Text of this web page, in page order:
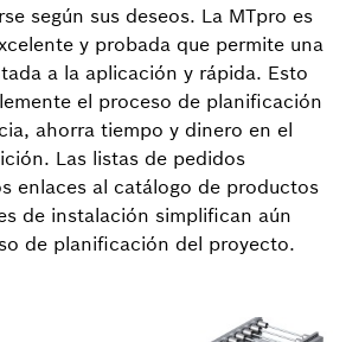
según sus deseos. La MTpro es
y probada que permite una
a la aplicación y rápida. Esto
el proceso de planificación
ahorra tiempo y dinero en el
Las listas de pedidos
enlaces al catálogo de productos
de instalación simplifican aún
de planificación del proyecto.